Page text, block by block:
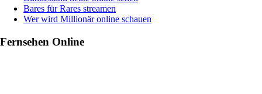
Bares für Rares streamen
Wer wird Millionär online schauen
Fernsehen Online